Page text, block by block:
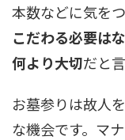
本数などに気を
こだわる必要は
何より大切だと
お墓参りは故人
な機会です。マ